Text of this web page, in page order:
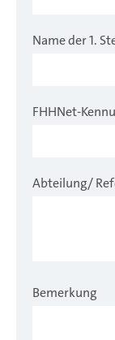
Name der 1.
FHHNet-
Abteilung/
Bemerkung